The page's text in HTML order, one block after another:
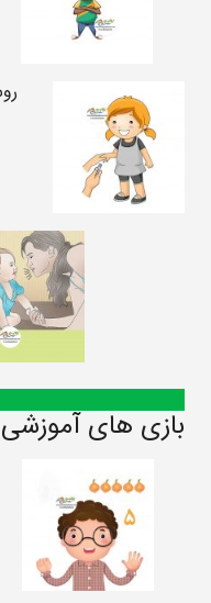
بازی های آموزشی